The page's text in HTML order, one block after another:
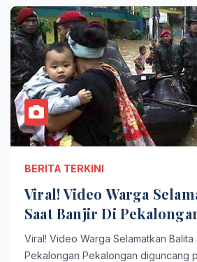
BERITA TERKINI
Viral! Video Warga
Saat Banjir Di
Viral! Video Warga Selamatkan Balita
Pekalongan Pekalongan diguncang